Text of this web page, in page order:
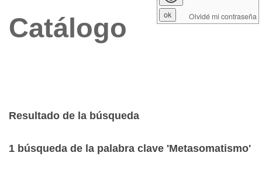
Catálogo
Resultado de la búsqueda
1 búsqueda de la palabra clave 'Metasomatismo'
Olvidé mi contraseña